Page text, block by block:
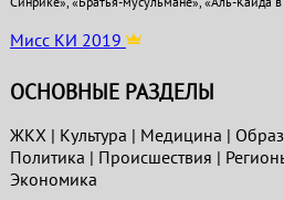
Мисс КИ 2019
ОСНОВНЫЕ РАЗДЕЛЫ
ЖКХ | Культура | Медицина |
Политика | Проиcшествия |
Экономика